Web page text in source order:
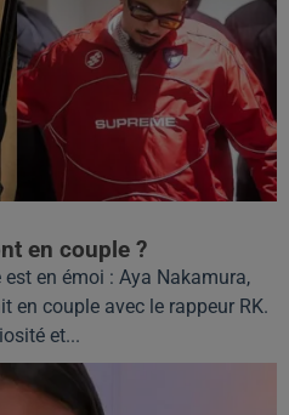
en couple ?
en émoi : Aya Nakamura,
en couple avec le rappeur RK.
et...